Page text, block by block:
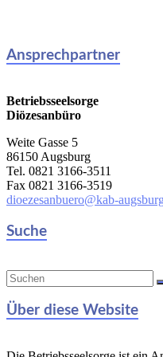
Ansprechpartner
Betriebsseelsorge
Diözesanbüro
Weite Gasse 5
86150 Augsburg
Tel. 0821 3166-3511
Fax 0821 3166-3519
dioezesanbuero@kab-
Suche
Über diese Website